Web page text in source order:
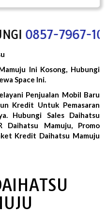
0857-7967-1000
Ini Kosong, Hubungi
Space Ini.
Penjualan Mobil Baru
Kredit Untuk Pemasaran
Hubungi Sales Daihatsu
Daihatsu Mamuju, Promo
Kredit Daihatsu Mamuju